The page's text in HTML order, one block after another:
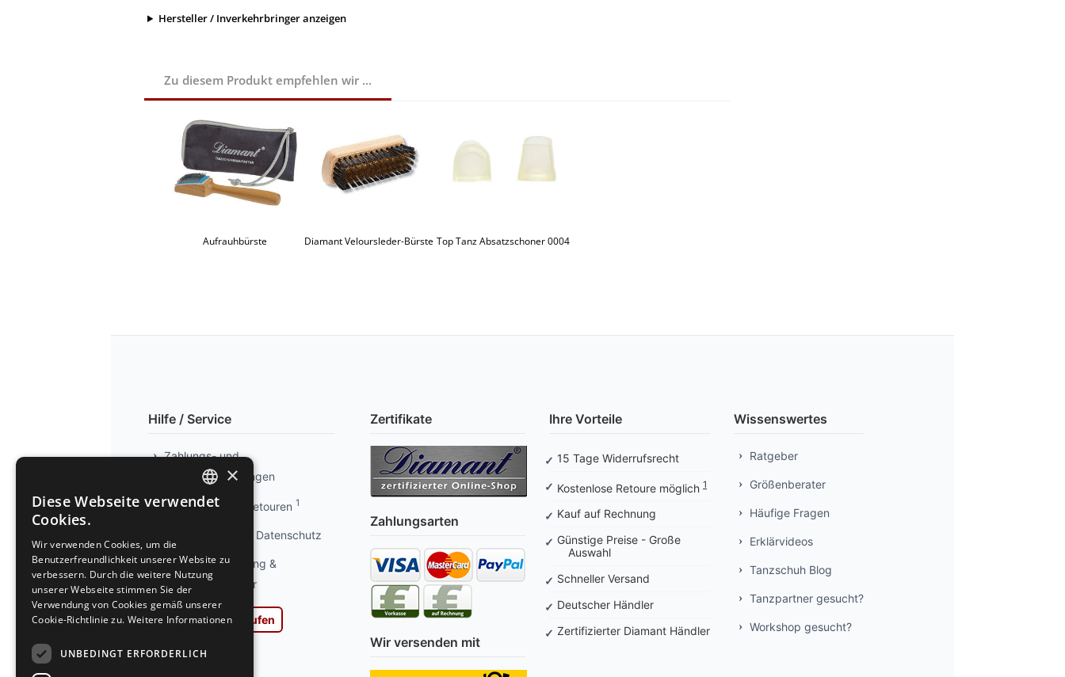
Hersteller / Inverkehrbringer anzeigen
Zu diesem Produkt empfehlen wir ...
Aufrauhbürste Diamant Veloursleder-Bürste Top Tanz Absatzschoner 0004
Hilfe / Service
Zahlungs- und
Versandbedingungen
Info kostenlose Retouren 1
Privatsphäre und Datenschutz
Widerrufsbelehrung &
Widerrufsformular
Vertrag widerrufen
AGB
Zertifikate
Zahlungsarten
Wir versenden mit
Ihre Vorteile
15 Tage Widerrufsrecht
Kostenlose Retoure möglich 1
Kauf auf Rechnung
Günstige Preise - Große
Auswahl
Schneller Versand
Deutscher Händler
Zertifizierter Diamant Händler
Wissenswertes
Ratgeber
Größenberater
Häufige Fragen
Erklärvideos
Tanzschuh Blog
Tanzpartner gesucht?
Workshop gesucht?
GERMAN
×
Diese Webseite verwendet
Cookies.
Wir verwenden Cookies, um die
Benutzerfreundlichkeit unserer Website zu
verbessern. Durch die weitere Nutzung
unserer Webseite stimmen Sie der
Verwendung von Cookies gemäß unserer
Cookie-Richtlinie zu. Weitere Informationen
UNBEDINGT ERFORDERLICH